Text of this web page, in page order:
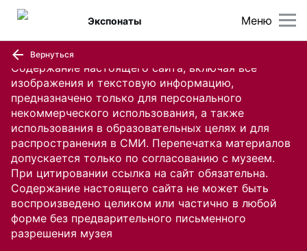
Содержание настоящего сайта, включая все
изображения и текстовую информацию,
предназначено только для персонального
некоммерческого использования, а также
использования в образовательных целях и для
распространения в СМИ. Перепечатка материалов
допускается только по согласованию с музеем.
При цитировании ссылка на сайт обязательна.
Содержание настоящего сайта не может быть
воспроизведено целиком или частично в любой
форме без предварительного письменного
разрешения музея
Меню
Экспонаты
Вернуться